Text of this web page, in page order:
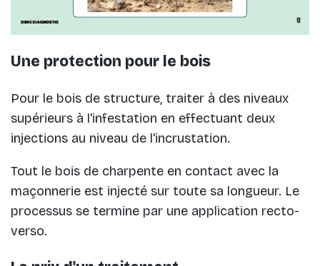
Une protection pour le bois
Pour le bois de structure, traiter à des niveaux
supérieurs à l'infestation en effectuant deux
injections au niveau de l'incrustation.
Tout le bois de charpente en contact avec la
maçonnerie est injecté sur toute sa longueur. Le
processus se termine par une application recto-
verso.